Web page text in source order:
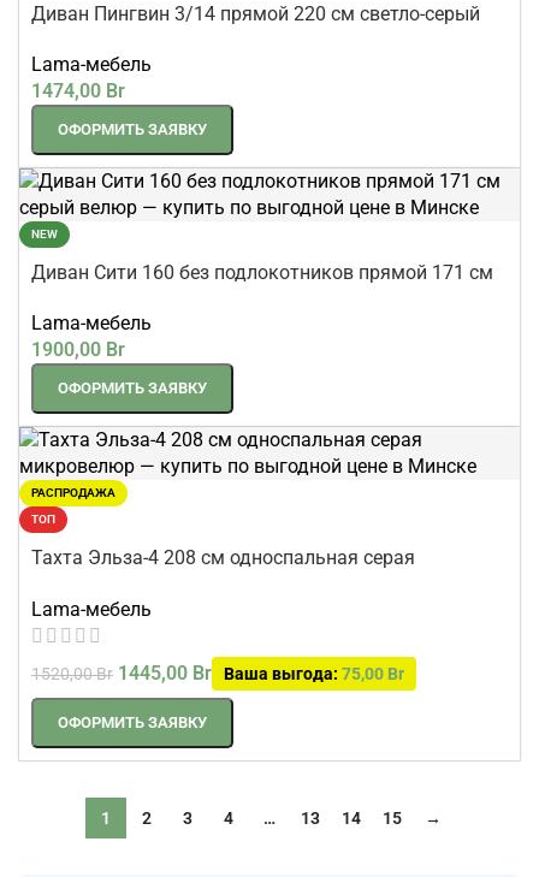
Диван Пингвин 3/14 прямой 220 см светло-серый
Lama-мебель
1474,00 Br
ОФОРМИТЬ ЗАЯВКУ
NEW
Диван Сити 160 без подлокотников прямой 171 см
Lama-мебель
1900,00 Br
ОФОРМИТЬ ЗАЯВКУ
РАСПРОДАЖА
ТОП
Тахта Эльза-4 208 см односпальная серая
Lama-мебель
1520,00Br 1445,00 Br Ваша выгода: 75,00 Br
ОФОРМИТЬ ЗАЯВКУ
1 2 3 4 … 13 14 15 →